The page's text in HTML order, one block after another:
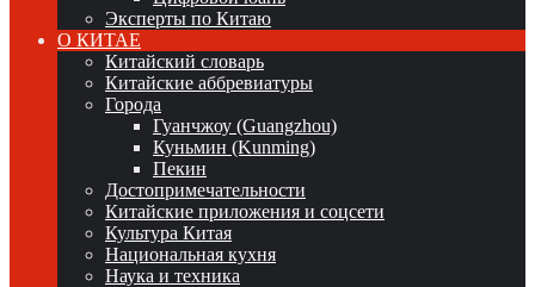
Эксперты по Китаю
О КИТАЕ
Китайский словарь
Китайские аббревиатуры
Города
Гуанчжоу (Guangzhou)
Куньмин (Kunming)
Пекин
Достопримечательности
Китайские приложения и соцсети
Культура Китая
Национальная кухня
Наука и техника